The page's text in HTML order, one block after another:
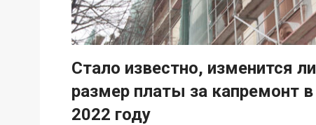
Стало известно, изменится ли
размер платы за капремонт в
2022 году